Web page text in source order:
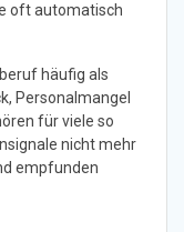
oft automatisch
häufig als
Personalmangel
für viele so
nicht mehr
empfunden